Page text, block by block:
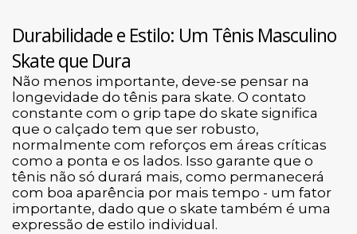
Durabilidade e Estilo: Um Tênis Masculino
Skate que Dura
Não menos importante, deve-se pensar na
longevidade do tênis para skate. O contato
constante com o grip tape do skate significa
que o calçado tem que ser robusto,
normalmente com reforços em áreas críticas
como a ponta e os lados. Isso garante que o
tênis não só durará mais, como permanecerá
com boa aparência por mais tempo - um fator
importante, dado que o skate também é uma
expressão de estilo individual.